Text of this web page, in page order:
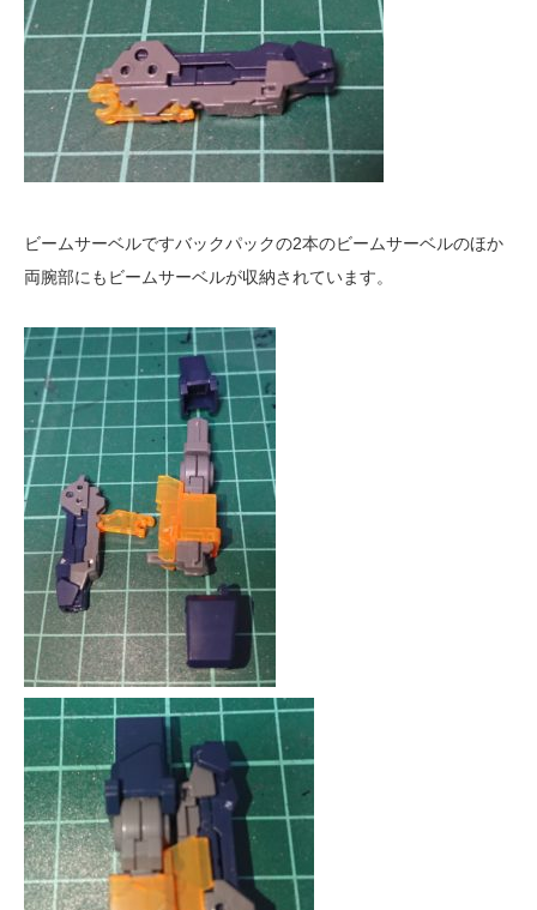
ビームサーベルですバックパックの2本のビームサーベルのほか
両腕部にもビームサーベルが収納されています。